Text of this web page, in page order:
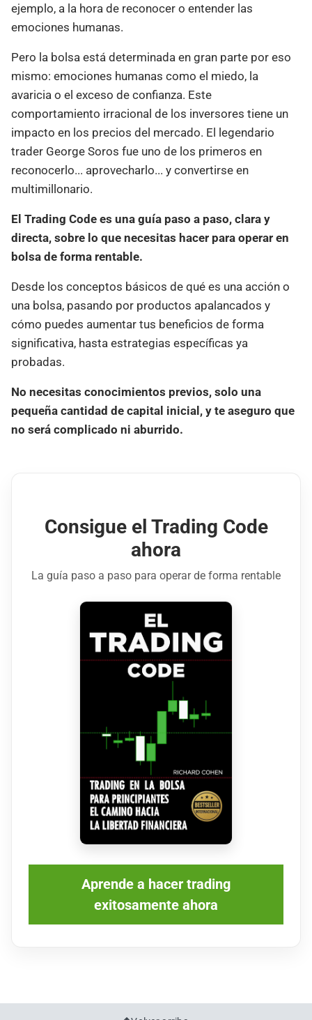
ejemplo, a la hora de reconocer o entender las
emociones humanas.
Pero la bolsa está determinada en gran parte por eso
mismo: emociones humanas como el miedo, la
avaricia o el exceso de confianza. Este
comportamiento irracional de los inversores tiene un
impacto en los precios del mercado. El legendario
trader George Soros fue uno de los primeros en
reconocerlo... aprovecharlo... y convertirse en
multimillonario.
El Trading Code es una guía paso a paso, clara y
directa, sobre lo que necesitas hacer para operar en
bolsa de forma rentable.
Desde los conceptos básicos de qué es una acción o
una bolsa, pasando por productos apalancados y
cómo puedes aumentar tus beneficios de forma
significativa, hasta estrategias específicas ya
probadas.
No necesitas conocimientos previos, solo una
pequeña cantidad de capital inicial, y te aseguro que
no será complicado ni aburrido.
Consigue el Trading Code
ahora
La guía paso a paso para operar de forma rentable
Aprende a hacer trading
exitosamente ahora